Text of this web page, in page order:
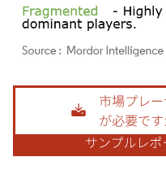
画像 © Mordor Intelligence。再利